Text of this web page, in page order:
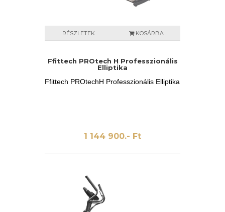
RÉSZLETEK KOSÁRBA
Ffittech PROtech H Professzionális
Elliptika
Ffittech PROtechH Professzionális Elliptika
1 144 900.- Ft